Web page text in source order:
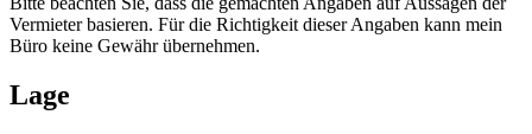
Vermieter basieren. Für die Richtigkeit dieser Angaben kann mein
Büro keine Gewähr übernehmen.
Lage